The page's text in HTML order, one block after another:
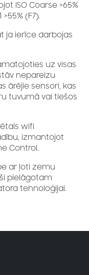
ISO Coarse >65%
(F7).
ja ierīce darbojas
uz visas
nepareizu
ārējie sensori, kas
tuvumā vai tiešos
wifi
izmantojot
Control.
ar ļoti zemu
pielāgotam
tehnoloģijai.